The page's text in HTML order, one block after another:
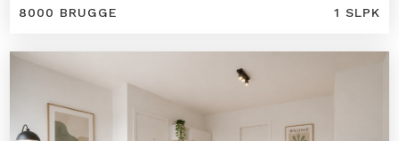
8000 BRUGGE 1 SLPK